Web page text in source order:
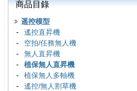
商品目錄
遥控模型
- 遙控直昇機
- 空拍/任務無人機
- 無人直昇機
- 植保無人直昇機
- 植保無人多軸機
- 遙控/無人割草機